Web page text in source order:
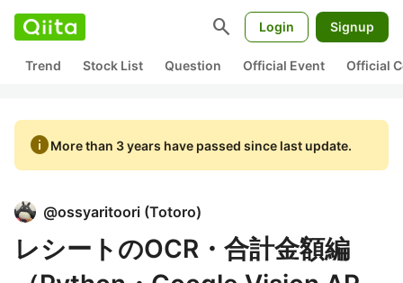
search Login Signup
Trend Stock List Question Official Event Official
infoMore than 3 years have passed since last update.
@ossyaritoori (Totoro)
レシートのOCR・合計金額編